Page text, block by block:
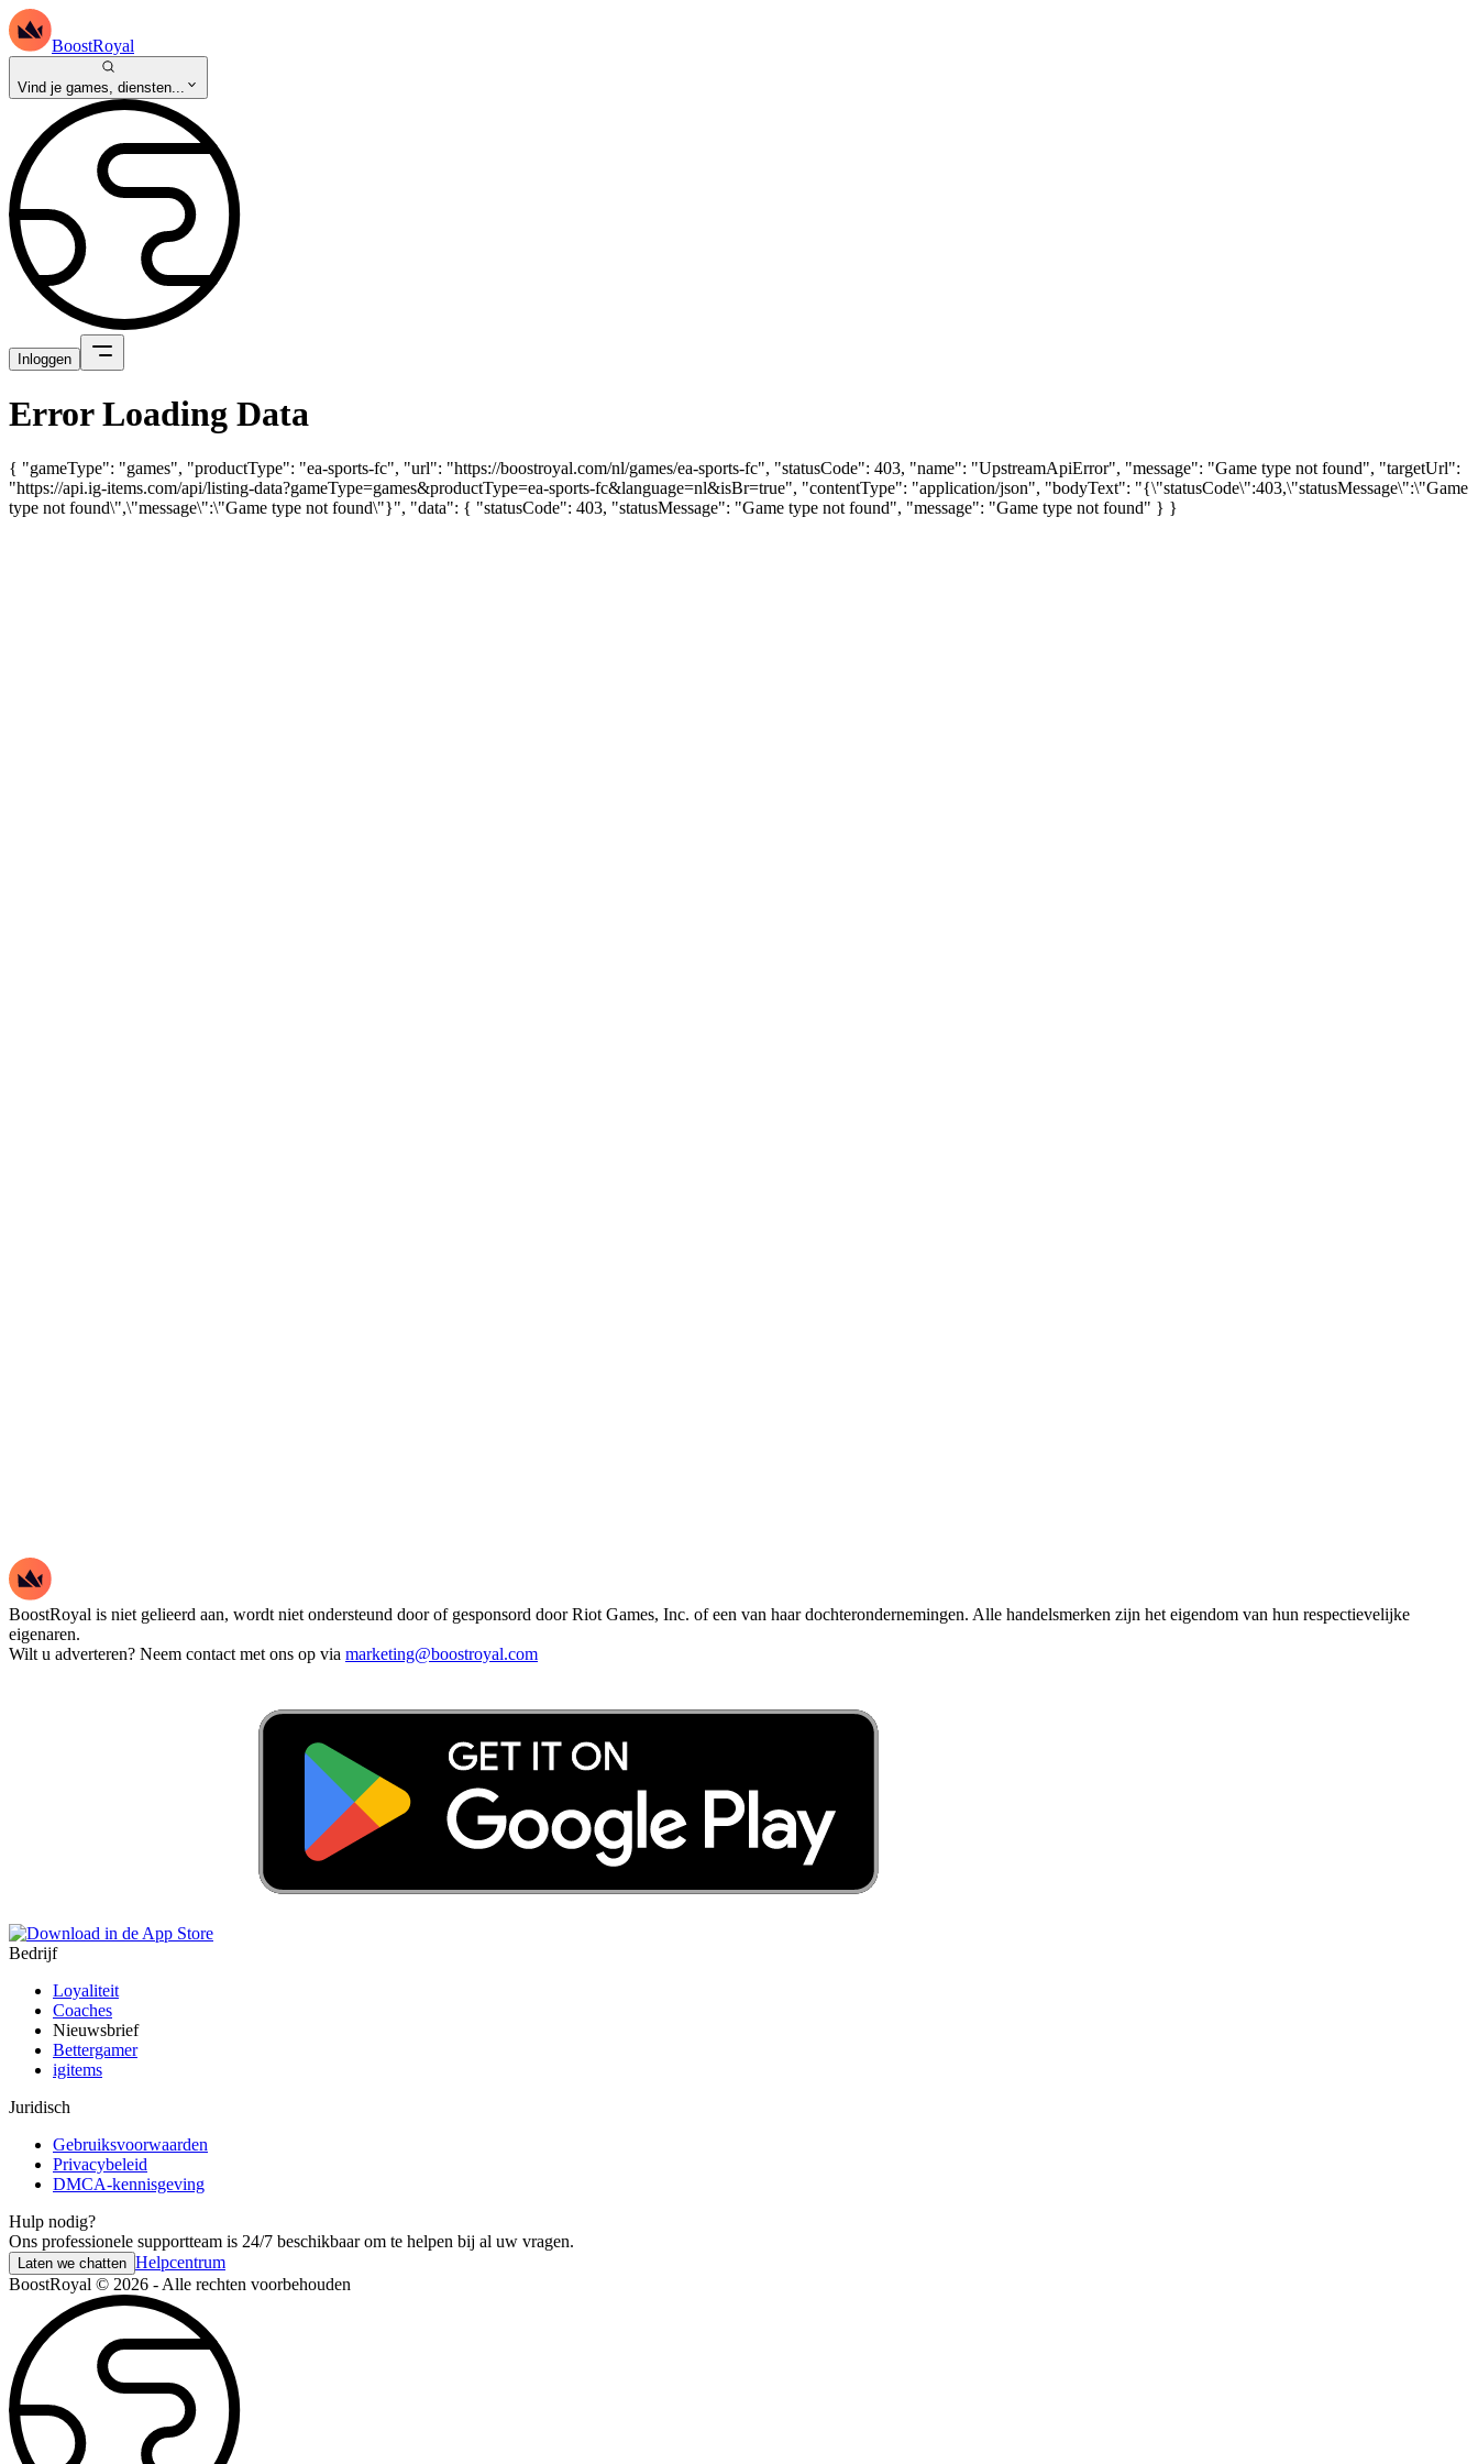
BoostRoyal
Vind je games, diensten...
Inloggen
Error Loading Data
{ "gameType": "games", "productType": "ea-sports-fc", "url": "https://boostroyal.com/nl/games/ea-sports-fc", "statusCode": 403, "name": "UpstreamApiError", "message": "Game type not found", "targetUrl":
"https://api.ig-items.com/api/listing-data?gameType=games&productType=ea-sports-fc&language=nl&isBr=true", "contentType": "application/json", "bodyText": "{\"statusCode\":403,\"statusMessage\":\"Game
type not found\",\"message\":\"Game type not found\"}", "data": { "statusCode": 403, "statusMessage": "Game type not found", "message": "Game type not found" } }
BoostRoyal is niet gelieerd aan, wordt niet ondersteund door of gesponsord door Riot Games, Inc. of een van haar dochterondernemingen. Alle handelsmerken zijn het eigendom van hun respectievelijke
eigenaren.
Wilt u adverteren? Neem contact met ons op via marketing@boostroyal.com
Bedrijf
Loyaliteit
Coaches
Nieuwsbrief
Bettergamer
igitems
Juridisch
Gebruiksvoorwaarden
Privacybeleid
DMCA-kennisgeving
Hulp nodig?
Ons professionele supportteam is 24/7 beschikbaar om te helpen bij al uw vragen.
Laten we chatten Helpcentrum
BoostRoyal © 2026 - Alle rechten voorbehouden